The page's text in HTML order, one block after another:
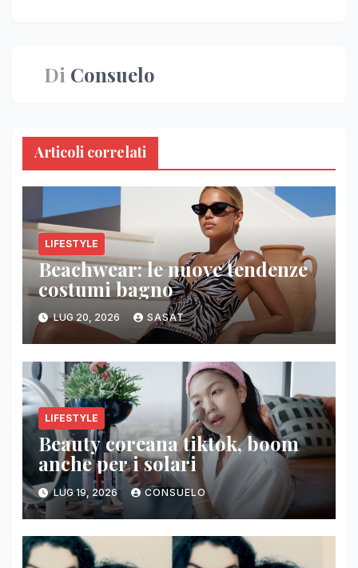
Di Consuelo
Articoli correlati
LIFESTYLE
Beachwear: le nuove tendenze
costumi bagno
LUG 20, 2026 SASAT
LIFESTYLE
Beauty coreana tiktok, boom
anche per i solari
LUG 19, 2026 CONSUELO